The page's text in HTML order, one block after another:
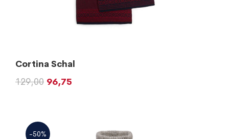
Cortina Schal
129,00 96,75
-50%